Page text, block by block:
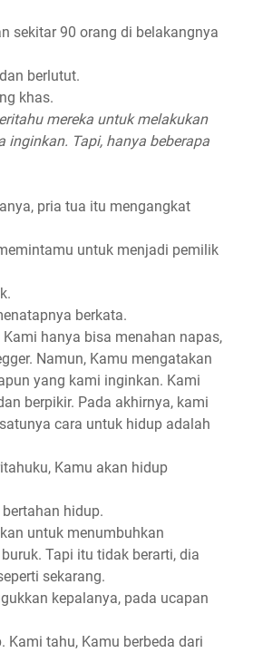
sekitar 90 orang di belakangnya
berlutut.
khas.
mereka untuk melakukan
inginkan. Tapi, hanya beberapa
pria tua itu mengangkat
untuk menjadi pemilik
berkata.
hanya bisa menahan napas,
Namun, Kamu mengatakan
yang kami inginkan. Kami
berpikir. Pada akhirnya, kami
cara untuk hidup adalah
Kamu akan hidup
hidup.
untuk menumbuhkan
Tapi itu tidak berarti, dia
sekarang.
kepalanya, pada ucapan
Kami tahu, Kamu berbeda dari